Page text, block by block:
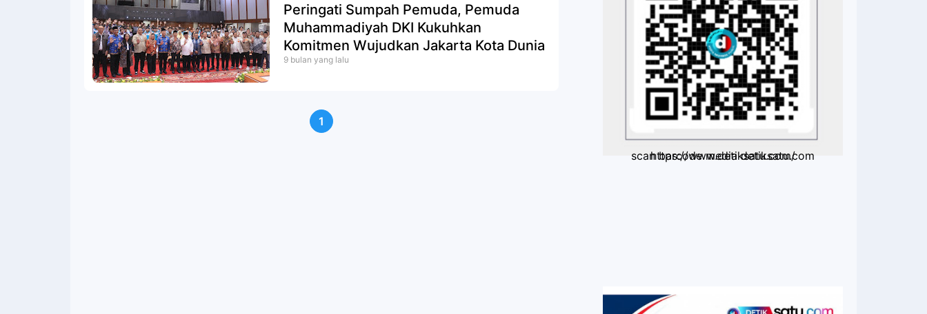
Peringati Sumpah Pemuda, Pemuda
Muhammadiyah DKI Kukuhkan
Komitmen Wujudkan Jakarta Kota Dunia
9 bulan yang lalu
1
scan barcode media detiksatu.com https://www.detiksatu.com/